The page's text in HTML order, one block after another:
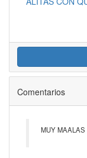
Comentarios
MUY MAALAS